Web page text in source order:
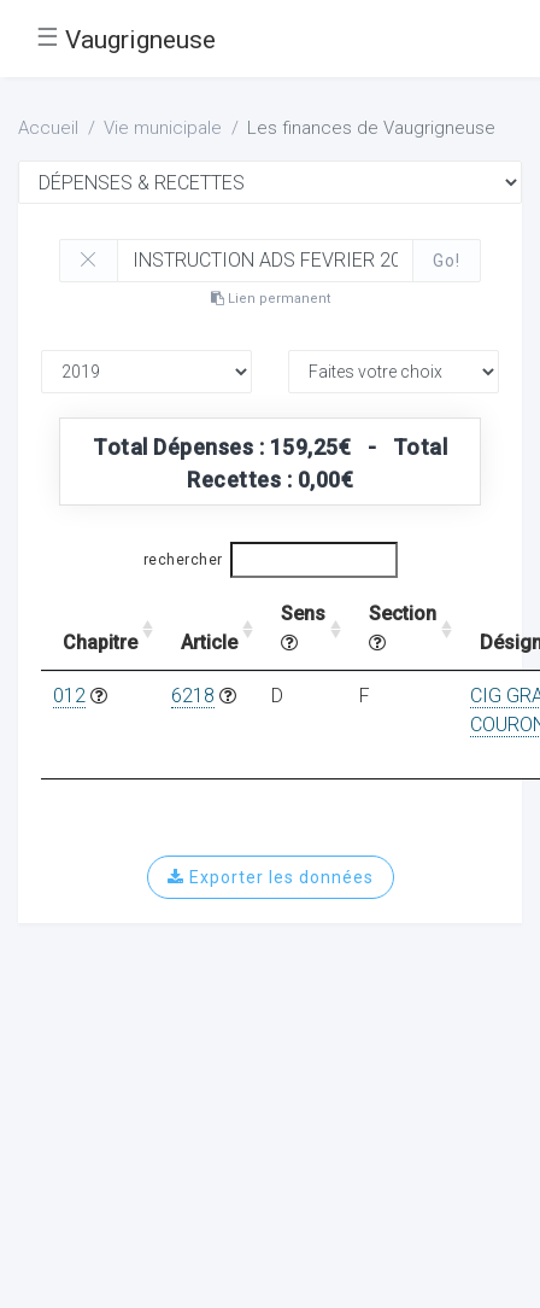
☰ Vaugrigneuse
Accueil Vie municipale Les finances de Vaugrigneuse
Go!
Lien permanent
Total Dépenses : 159,25€ - Total
Recettes : 0,00€
rechercher
Chapitre Article
Sens
Section
012 6218 D F
CIG
Exporter les données